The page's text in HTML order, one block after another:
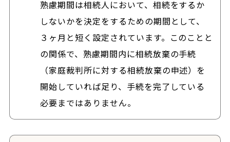
熟慮期間は相続人において、相続をするか
しないかを決定をするための期間として、
３ヶ月と短く設定されています。このことと
の関係で、熟慮期間内に相続放棄の手続
（家庭裁判所に対する相続放棄の申述）を
開始していれば足り、手続を完了している
必要まではありません。